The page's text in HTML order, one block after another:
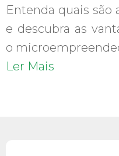
Entenda quais são
e descubra as
o
Ler Mais